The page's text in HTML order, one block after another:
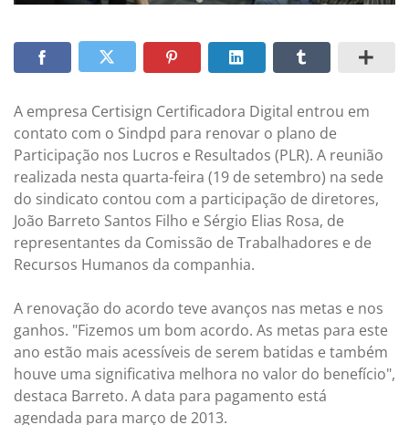
A empresa Certisign Certificadora Digital entrou em
contato com o Sindpd para renovar o plano de
Participação nos Lucros e Resultados (PLR). A reunião
realizada nesta quarta-feira (19 de setembro) na sede
do sindicato contou com a participação de diretores,
João Barreto Santos Filho e Sérgio Elias Rosa, de
representantes da Comissão de Trabalhadores e de
Recursos Humanos da companhia.
A renovação do acordo teve avanços nas metas e nos
ganhos. "Fizemos um bom acordo. As metas para este
ano estão mais acessíveis de serem batidas e também
houve uma significativa melhora no valor do benefício",
destaca Barreto. A data para pagamento está
agendada para março de 2013.